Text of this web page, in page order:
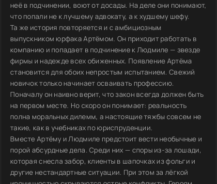
неё в подчинении, воют от досады. На деле они понимают,
что попали не к лучшему адвокату, а к худшему шефу.
Та же история повторяется и с амбициозным
выпускником юрфака Артёмом. Он приходит работать в
компанию и попадает в подчинение к Людмиле — звезде
фирмы и надежде всех обиженных. Появление Артёма
становится для обоих непростым испытанием. Свежий
новичок только начинает осваивать профессию.
Поначалу он наивно верит, что закон всегда должен быть
на первом месте. Но скоро он понимает: реальность
полна моральных дилемм, а настоящие тяжбы совсем не
такие, как в учебниках по юриспруденции.
Вместе Артёму и Людмиле предстоит вести необычные и
порой абсурдные дела. Среди них — споры из-за лошади,
которая снесла забор, клиенты в шапочках из фольги и
другие нестандартные ситуации. При этом за лёгкой